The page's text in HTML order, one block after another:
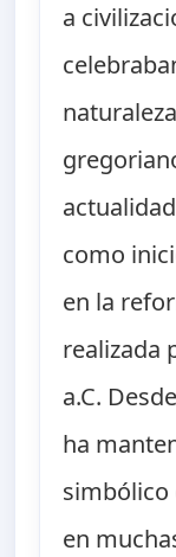
a
como
en la
realizada
a.C.
ha
simbólico
en